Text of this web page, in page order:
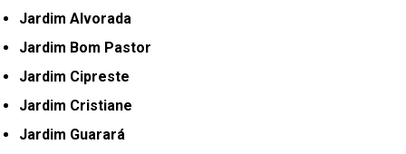
Jardim Alvorada
Jardim Bom Pastor
Jardim Cipreste
Jardim Cristiane
Jardim Guarará